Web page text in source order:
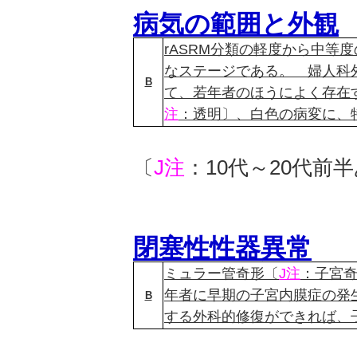
病気の範囲と外観
B
rASRM分類の軽度から中等
なステージである。 婦人科
て、若年者のほうによく存
注 ：透明〕、白色の病変に
〔J注 ：10代～20代前
閉塞性性器異常
B
ミュラー管奇形〔J注 ：子宮
年者に早期の子宮内膜症の
する外科的修復ができれば